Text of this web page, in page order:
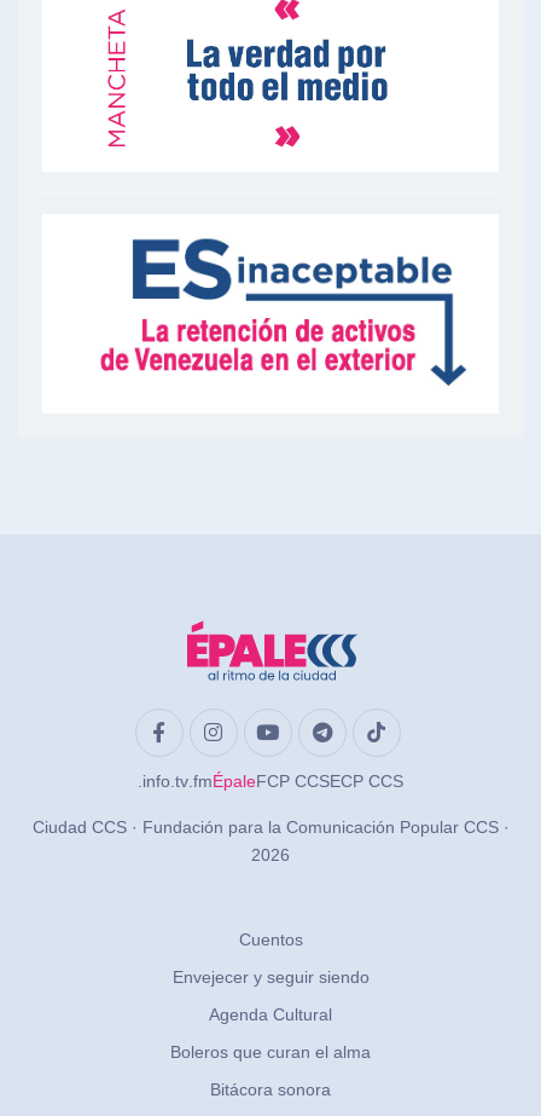
.info .tv .fmÉpaleFCP CCSECP CCS
Ciudad CCS · Fundación para la Comunicación Popular CCS ·
2026
Cuentos
Envejecer y seguir siendo
Agenda Cultural
Boleros que curan el alma
Bitácora sonora